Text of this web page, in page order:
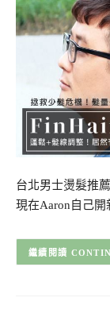
台北男士燙髮推
現在Aaron自己